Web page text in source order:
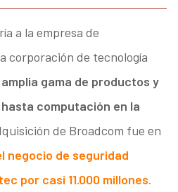
a la empresa de
corporación de tecnología
gama de productos y
computación en la
de Broadcom fue en
negocio de seguridad
por casi 11.000 millones.